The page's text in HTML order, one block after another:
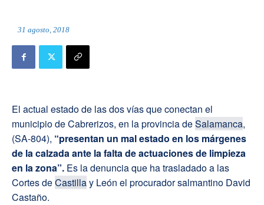
31 agosto, 2018
El actual estado de las dos vías que conectan el
municipio de Cabrerizos, en la provincia deSalamanca,
(SA-804), “presentan un mal estado en los márgenes
de la calzada ante la falta de actuaciones de limpieza
en la zona”. Es la denuncia que ha trasladado a las
Cortes deCastillay León el procurador salmantino David
Castaño.